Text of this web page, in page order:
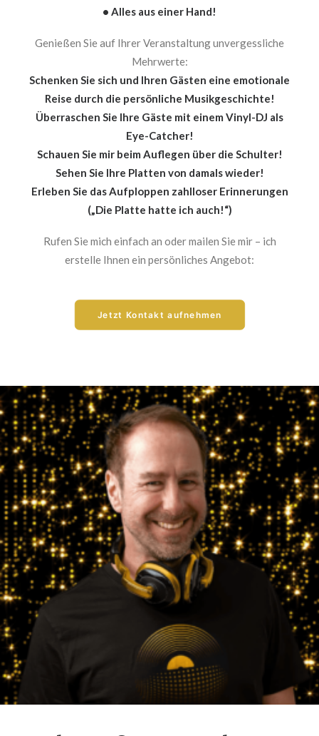
• Alles aus einer Hand!
Genießen Sie auf Ihrer Veranstaltung unvergessliche
Mehrwerte:
Schenken Sie sich und Ihren Gästen eine emotionale
Reise durch die persönliche Musikgeschichte!
Überraschen Sie Ihre Gäste mit einem Vinyl-DJ als
Eye-Catcher!
Schauen Sie mir beim Auflegen über die Schulter!
Sehen Sie Ihre Platten von damals wieder!
Erleben Sie das Aufploppen zahlloser Erinnerungen
(„Die Platte hatte ich auch!“)
Rufen Sie mich einfach an oder mailen Sie mir – ich
erstelle Ihnen ein persönliches Angebot:
Jetzt Kontakt aufnehmen